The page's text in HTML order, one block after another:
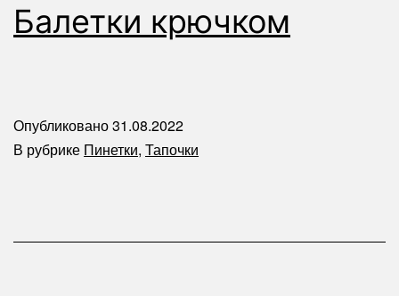
Балетки крючком
Опубликовано31.08.2022
В рубрике Пинетки, Тапочки